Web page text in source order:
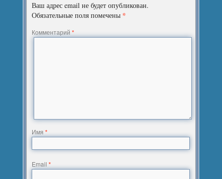
Ваш адрес email не будет опубликован.
Обязательные поля помечены *
Комментарий*
Имя*
Email*